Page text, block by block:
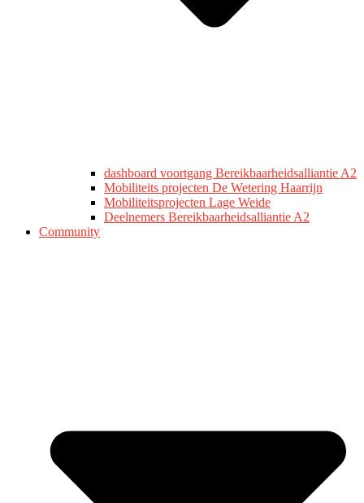
dashboard voortgang Bereikbaarheidsalliantie A2
Mobiliteits projecten De Wetering Haarrijn
Mobiliteitsprojecten Lage Weide
Deelnemers Bereikbaarheidsalliantie A2
Community